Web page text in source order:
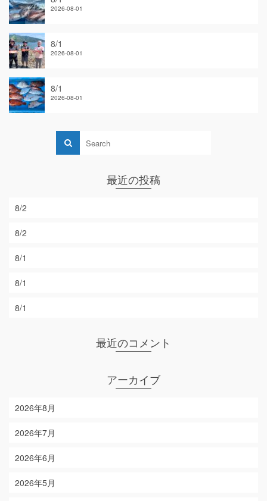
2026-08-01
8/1
2026-08-01
8/1
2026-08-01
最近の投稿
8/2
8/2
8/1
8/1
8/1
最近のコメント
アーカイブ
2026年8月
2026年7月
2026年6月
2026年5月